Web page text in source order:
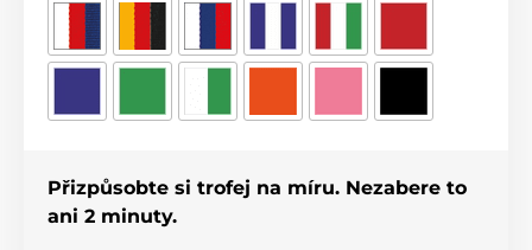
Přizpůsobte si trofej na míru. Nezabere to
ani 2 minuty.